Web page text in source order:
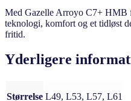
Med Gazelle Arroyo C7+ HMB
teknologi, komfort og et tidløst
fritid.
Yderligere
Størrelse L49, L53, L57, L61